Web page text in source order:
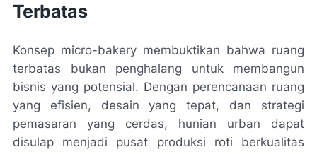
Terbatas
Konsep micro-bakery membuktikan bahwa ruang
terbatas bukan penghalang untuk membangun
bisnis yang potensial. Dengan perencanaan ruang
yang efisien, desain yang tepat, dan strategi
pemasaran yang cerdas, hunian urban dapat
disulap menjadi pusat produksi roti berkualitas